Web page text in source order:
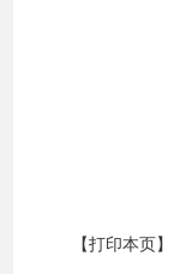
【打印本页】